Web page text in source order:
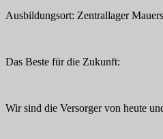
Ausbildungsort: Zentrallager
Das Beste für die Zukunft:
Wir sind die Versorger von heute